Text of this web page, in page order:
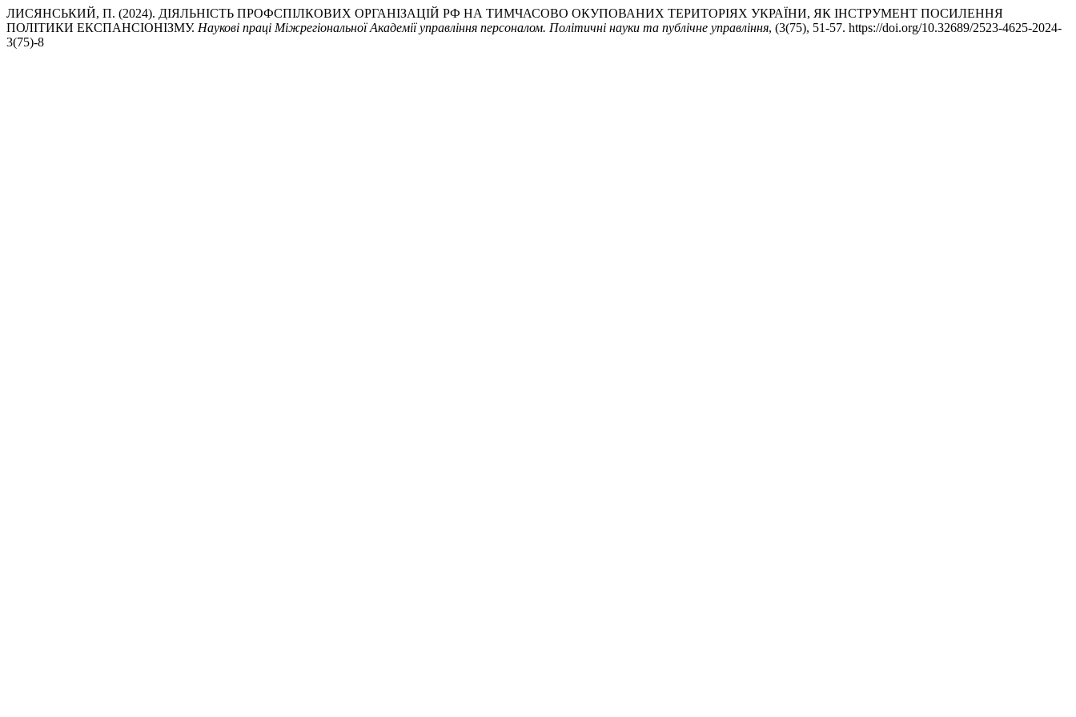
ЛИСЯНСЬКИЙ, П. (2024). ДІЯЛЬНІСТЬ ПРОФСПІЛКОВИХ ОРГАНІЗАЦІЙ РФ НА ТИМЧАСОВО ОКУПОВАНИХ ТЕРИТОРІЯХ УКРАЇНИ, ЯК ІНСТРУМЕНТ ПОСИЛЕННЯ
ПОЛІТИКИ ЕКСПАНСІОНІЗМУ. Наукові праці Міжрегіональної Академії управління персоналом. Політичні науки та публічне управління, (3(75), 51-57. https://doi.org/10.32689/2523-4625-2024-
3(75)-8